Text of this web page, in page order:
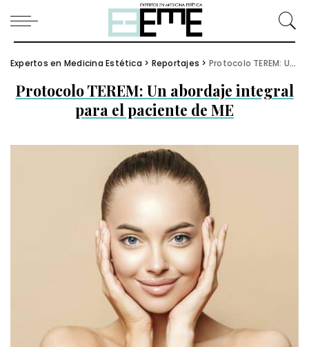
Expertos en Medicina Estética > Reportajes > Protocolo TEREM: Un abordaje integral para el paciente de ME
Protocolo TEREM: Un abordaje integral
para el paciente de ME